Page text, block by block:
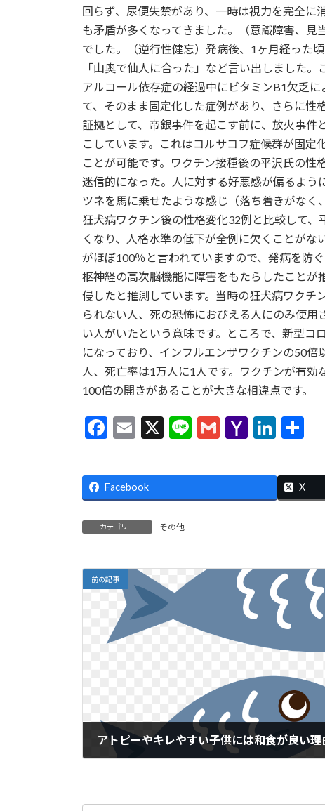
回らず、尿便失禁があり、一時は視力を完全
も矛盾が多くなってきました。（意識障害、
でした。（逆行性健忘）発病後、1ヶ月経った
「山奥で仙人に合った」など言い出しました
アルコール依存症の経過中にビタミンB1欠乏
て、そのまま固定化した症例があり、さらに
証拠として、帝銀事件を起こす前に、放火事
こしています。これはコルサコフ症候群が固
ことが可能です。ワクチン接種後の平沢氏の
迷信的になった。人に対する好悪感が偏るよ
ツネを馬に乗せたような感じ（落ち着きがな
狂犬病ワクチン後の性格変化32例と比較して
くなり、人格水準の低下が全例に欠くことが
がほぼ100％と言われていますので、発病を防
枢神経の高次脳機能に障害をもたらしたこと
侵したと推測しています。当時の狂犬病ワクチ
られない人、死の恐怖におびえる人にのみ使
い人がいたという意味です。ところで、新型
になっており、インフルエンザワクチンの50
人、死亡率は1万人に1人です。ワクチンが有
100倍の開きがあることが大きな相違点です。
F
e
b
o
o
k
E
ai
l
X
Li
e
G
ai
l
Y
h
o
ai
l
Li
ke
dI
Facebook X
カテゴリー その他
前の記事
アトピーやキレやすい子供には和食が良い理